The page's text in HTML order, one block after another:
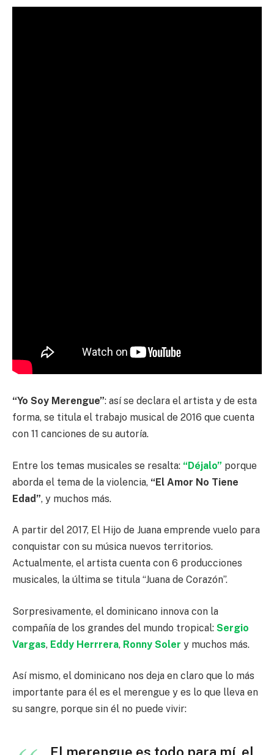
“Yo Soy Merengue”: así se declara el artista y de esta
forma, se titula el trabajo musical de 2016 que cuenta
con 11 canciones de su autoría.
Entre los temas musicales se resalta: “Déjalo” porque
aborda el tema de la violencia, “El Amor No Tiene
Edad”, y muchos más.
A partir del 2017, El Hijo de Juana emprende vuelo para
conquistar con su música nuevos territorios.
Actualmente, el artista cuenta con 6 producciones
musicales, la última se titula “Juana de Corazón”.
Sorpresivamente, el dominicano innova con la
compañía de los grandes del mundo tropical: Sergio
Vargas, Eddy Herrrera, Ronny Soler y muchos más.
Así mismo, el dominicano nos deja en claro que lo más
importante para él es el merengue y es lo que lleva en
su sangre, porque sin él no puede vivir: